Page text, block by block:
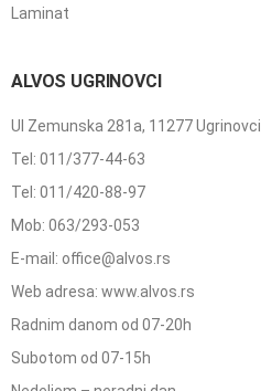
Laminat
ALVOS UGRINOVCI
Ul Zemunska 281a, 11277 Ugrinovci
Tel: 011/377-44-63
Tel: 011/420-88-97
Mob: 063/293-053
E-mail: office@alvos.rs
Web adresa: www.alvos.rs
Radnim danom od 07-20h
Subotom od 07-15h